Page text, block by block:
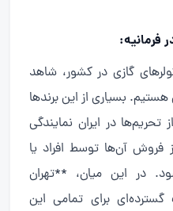
فرمانیه:
گازی در کشور، شاهد
بسیاری از این برندها
در ایران نمایندگی
آن‌ها توسط افراد یا
در این میان، **تهران
برای تمامی این